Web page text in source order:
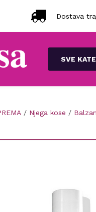
Dostava
SVE
/ Njega kose /